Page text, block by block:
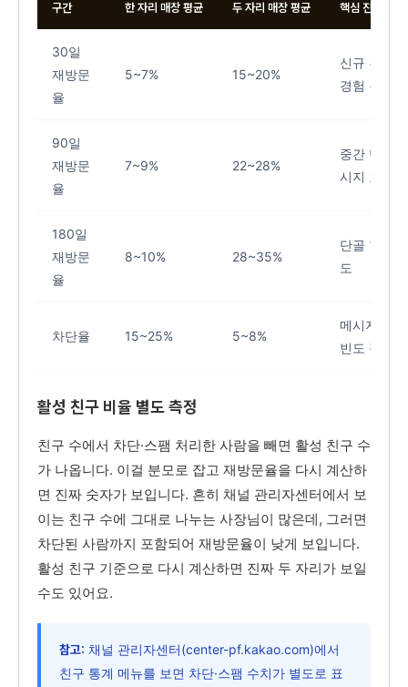
구간 한 자리 매장 평균 두 자리 매장 평균 핵심 진단 포인
30일
재방문
율
5~7% 15~20%
신규 친구
경험 품질
90일
재방문
율
7~9% 22~28%
중간 단계
시지 효과
180일
재방문
율
8~10% 28~35%
단골 형성
도
차단율 15~25% 5~8%
메시지 품질
빈도 적정성
활성 친구 비율 별도 측정
친구 수에서 차단·스팸 처리한 사람을 빼면 활성 친구 수
가 나옵니다. 이걸 분모로 잡고 재방문율을 다시 계산하
면 진짜 숫자가 보입니다. 흔히 채널 관리자센터에서 보
이는 친구 수에 그대로 나누는 사장님이 많은데, 그러면
차단된 사람까지 포함되어 재방문율이 낮게 보입니다.
활성 친구 기준으로 다시 계산하면 진짜 두 자리가 보일
수도 있어요.
참고: 채널 관리자센터(center-pf.kakao.com)에서
친구 통계 메뉴를 보면 차단·스팸 수치가 별도로 표